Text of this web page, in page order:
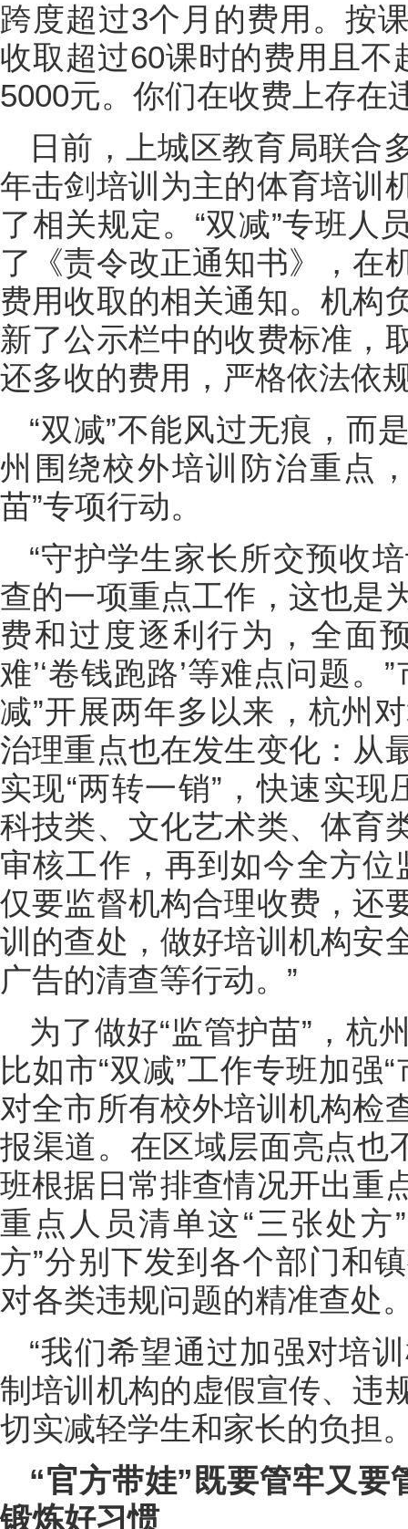
跨度超过3个月的费用。按
收取超过60课时的费用且
5000元。你们在收费上存在
日前，上城区教育局联合
年击剑培训为主的体育培训
了相关规定。“双减”专班人
了《责令改正通知书》，在
费用收取的相关通知。机构
新了公示栏中的收费标准，
还多收的费用，严格依法依
“双减”不能风过无痕，而
州围绕校外培训防治重点
苗”专项行动。
“守护学生家长所交预收
查的一项重点工作，这也是
费和过度逐利行为，全面
难’‘卷钱跑路’等难点问题
减”开展两年多以来，杭州
治理重点也在发生变化：从
实现“两转一销”，快速实
科技类、文化艺术类、体育
审核工作，再到如今全方
仅要监督机构合理收费，还
训的查处，做好培训机构安
广告的清查等行动。”
为了做好“监管护苗”，杭
比如市“双减”工作专班加强
对全市所有校外培训机构检
报渠道。在区域层面亮点也
班根据日常排查情况开出重
重点人员清单这“三张处方
方”分别下发到各个部门和
对各类违规问题的精准查处
“我们希望通过加强对培
制培训机构的虚假宣传、违
切实减轻学生和家长的负担
“官方带娃”既要管牢又要
锻炼好习惯